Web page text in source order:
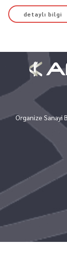
detaylı bilgi
Organize Sanayi